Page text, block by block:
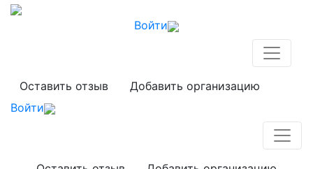
Войти
Оставить отзыв
Добавить организацию
Войти